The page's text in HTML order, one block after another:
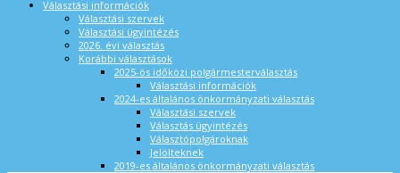
Választási információk
Választási szervek
Választási ügyintézés
2026. évi választás
Korábbi választások
2025-ös időközi polgármesterválasztás
Választási információk
2024-es általános önkormányzati választás
Választási szervek
Választás ügyintézés
Választópolgároknak
Jelölteknek
2019-es általános önkormányzati választás